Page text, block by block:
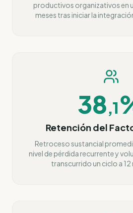
productivos organizativos en
meses tras iniciar la
38,1
Retención del
Retroceso sustancial
nivel de pérdida recurrente y
transcurrido un ciclo a 12